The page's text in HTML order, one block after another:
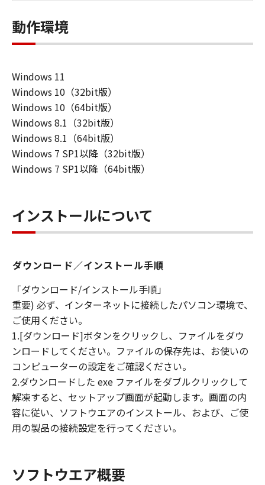
キヤノン、キヤノンマーケティングジャパ
ン株式会社およびキヤノンのライセンサー
連して生ずる直接的または間接的な損失、
損害等について、いかなる場合においても
一切の責任を負いません。
ユーザーは、日本国政府または該当国の政
府より必要な許可等を得ることなしに、本
ソフトウェアの全部または一部を、直接ま
たは間接に輸出してはなりません。
動作環境
Windows 11
Windows 10（32bit版）
Windows 10（64bit版）
Windows 8.1（32bit版）
Windows 8.1（64bit版）
Windows 7 SP1以降（32bit版）
Windows 7 SP1以降（64bit版）
インストールについて
ダウンロード／インストール手順
「ダウンロード/インストール手順」
重要) 必ず、インターネットに接続したパソコン環境で、
ご使用ください。
1.[ダウンロード]ボタンをクリックし、ファイルをダウ
ンロードしてください。ファイルの保存先は、お使いの
コンピューターの設定をご確認ください。
2.ダウンロードした exe ファイルをダブルクリックして
解凍すると、セットアップ画面が起動します。画面の内
容に従い、ソフトウエアのインストール、および、ご使
用の製品の接続設定を行ってください。
ソフトウエア概要